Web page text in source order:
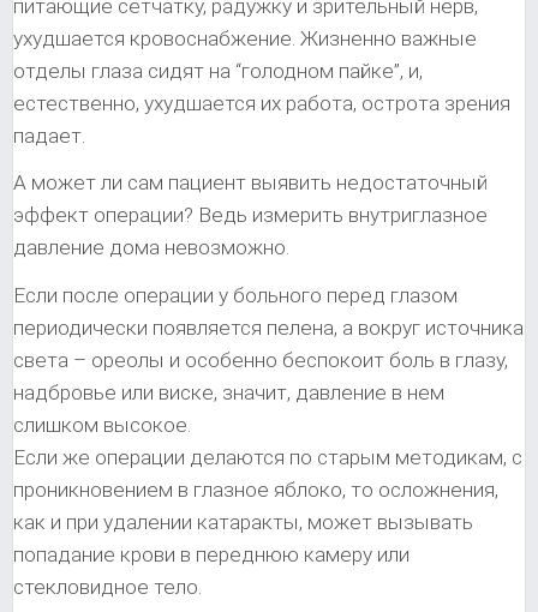
питающие сетчатку, радужку и зрительный нерв,
ухудшается кровоснабжение. Жизненно важные
отделы глаза сидят на “голодном пайке”, и,
естественно, ухудшается их работа, острота зрения
падает.
А может ли сам пациент выявить недостаточный
эффект операции? Ведь измерить внутриглазное
давление дома невозможно.
Если после операции у больного перед глазом
периодически появляется пелена, а вокруг источника
света – ореолы и особенно беспокоит боль в глазу,
надбровье или виске, значит, давление в нем
слишком высокое.
Если же операции делаются по старым методикам, с
проникновением в глазное яблоко, то осложнения,
как и при удалении катаракты, может вызывать
попадание крови в переднюю камеру или
стекловидное тело.